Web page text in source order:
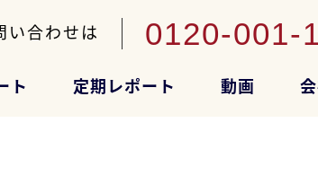
い合わせは 0120-001-
ト 定期レポート 動画